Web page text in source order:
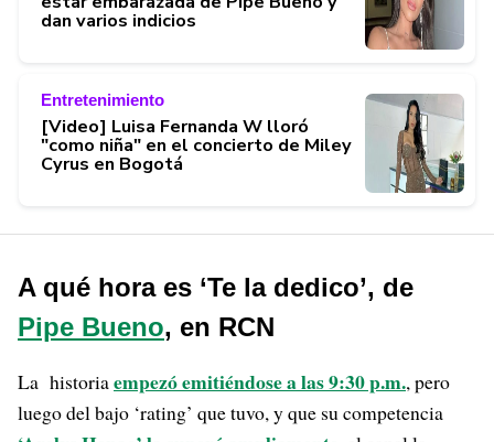
dan varios indicios
Entretenimiento
[Video] Luisa Fernanda W lloró
"como niña" en el concierto de Miley
Cyrus en Bogotá
A qué hora es ‘Te la dedico’, de
Pipe Bueno, en RCN
La historiaempezó emitiéndose a las 9:30 p.m., pero
luego del bajo ‘rating’ que tuvo, y que su competencia